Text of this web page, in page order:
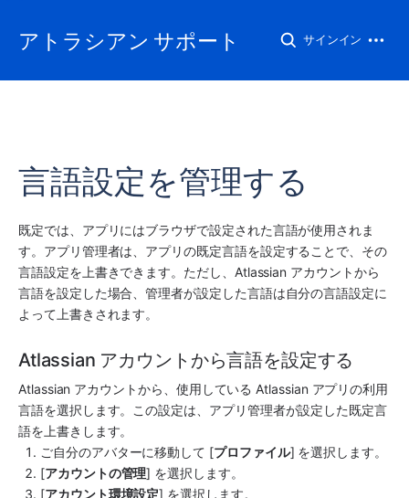
アトラシアン サポート サインイン
言語設定を管理する
既定では、 アプリにはブラウザで設定された言語が使用されま
す。 アプリ管理者は、 アプリの既定言語を設定することで、その
言語設定を上書きできます。ただし、Atlassian アカウントから
言語を設定した場合、管理者が設定した言語は自分の言語設定に
よって上書きされます。
Atlassian アカウントから言語を設定する
Atlassian アカウントから、使用している Atlassian アプリの利用
言語を選択します。この設定は、 アプリ管理者が設定した既定言
語を上書きします。
ご自分のアバターに移動して [プロファイル] を選択します。
[アカウントの管理] を選択します。
[アカウント環境設定] を選択します。